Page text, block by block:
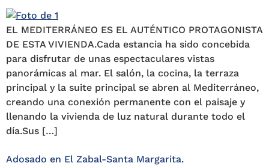
EL MEDITERRÁNEO ES EL AUTÉNTICO PROTAGONISTA
DE ESTA VIVIENDA.Cada estancia ha sido concebida
para disfrutar de unas espectaculares vistas
panorámicas al mar. El salón, la cocina, la terraza
principal y la suite principal se abren al Mediterráneo,
creando una conexión permanente con el paisaje y
llenando la vivienda de luz natural durante todo el
día.Sus […]
Adosado en El Zabal-Santa Margarita.